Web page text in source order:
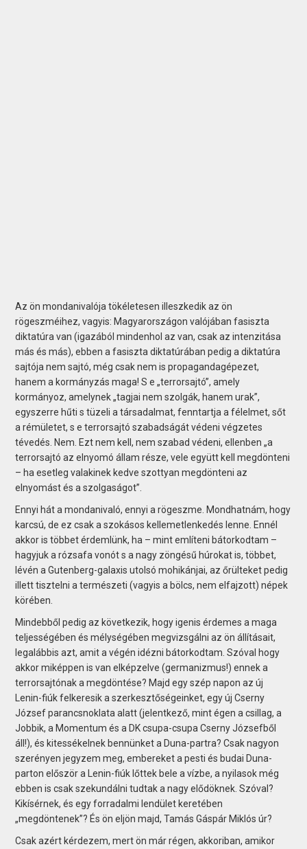
Az ön mondanivalója tökéletesen illeszkedik az ön
rögeszméihez, vagyis: Magyarországon valójában fasiszta
diktatúra van (igazából mindenhol az van, csak az intenzitása
más és más), ebben a fasiszta diktatúrában pedig a diktatúra
sajtója nem sajtó, még csak nem is propagandagépezet,
hanem a kormányzás maga! S e „terrorsajtó”, amely
kormányoz, amelynek „tagjai nem szolgák, hanem urak”,
egyszerre hűti s tüzeli a társadalmat, fenntartja a félelmet, sőt
a rémületet, s e terrorsajtó szabadságát védeni végzetes
tévedés. Nem. Ezt nem kell, nem szabad védeni, ellenben „a
terrorsajtó az elnyomó állam része, vele együtt kell megdönteni
– ha esetleg valakinek kedve szottyan megdönteni az
elnyomást és a szolgaságot”.
Ennyi hát a mondanivaló, ennyi a rögeszme. Mondhatnám, hogy
karcsú, de ez csak a szokásos kellemetlenkedés lenne. Ennél
akkor is többet érdemlünk, ha – mint említeni bátorkodtam –
hagyjuk a rózsafa vonót s a nagy zöngésű húrokat is, többet,
lévén a Gutenberg-galaxis utolsó mohikánjai, az őrülteket pedig
illett tisztelni a természeti (vagyis a bölcs, nem elfajzott) népek
körében.
Mindebből pedig az következik, hogy igenis érdemes a maga
teljességében és mélységé­ben megvizsgálni az ön állításait,
legalábbis azt, amit a végén idézni bátorkodtam. Szóval hogy
akkor miképpen is van elképzelve (germanizmus!) ennek a
terrorsajtónak a megdöntése? Majd egy szép napon az új
Lenin-fiúk felkeresik a szerkesztőségeinket, egy új Cserny
József parancsnoklata alatt (jelentkező, mint égen a csillag, a
Jobbik, a Momentum és a DK csupa-csupa Cserny Józsefből
áll!), és kitessékelnek bennünket a Duna-partra? Csak nagyon
szerényen jegyzem meg, embereket a pesti és budai Duna-
parton először a Lenin-fiúk lőttek bele a vízbe, a nyilasok még
ebben is csak szekundálni tudtak a nagy elődöknek. Szóval?
Kikísérnek, és egy forradalmi lendület keretében
„megdöntenek”? És ön eljön majd, Tamás Gáspár Miklós úr?
Csak azért kérdezem, mert ön már régen, akkoriban, amikor